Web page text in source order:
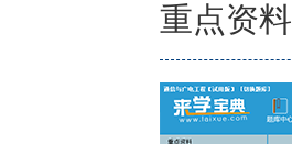
重点资料